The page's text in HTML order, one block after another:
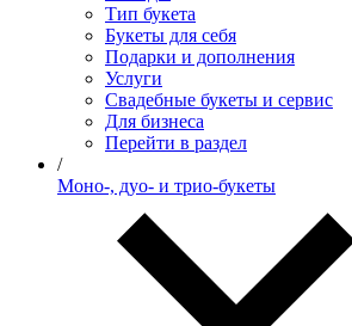
Тип букета
Букеты для себя
Подарки и дополнения
Услуги
Свадебные букеты и сервис
Для бизнеса
Перейти в раздел
/
Моно-, дуо- и трио-букеты